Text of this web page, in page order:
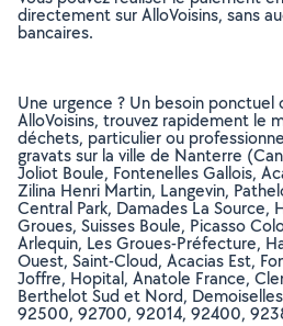
directement sur AlloVoisins, sans
bancaires.
Une urgence ? Un besoin ponctuel
AlloVoisins, trouvez rapidement le
déchets, particulier ou
gravats sur la ville de Nanterre
Joliot Boule, Fontenelles Gallois,
Zilina Henri Martin, Langevin,
Central Park, Damades La Source,
Groues, Suisses Boule, Picasso
Arlequin, Les Groues-Préfecture,
Ouest, Saint-Cloud, Acacias Est,
Joffre, Hopital, Anatole France,
Berthelot Sud et Nord,
92500, 92700, 92014, 92400,